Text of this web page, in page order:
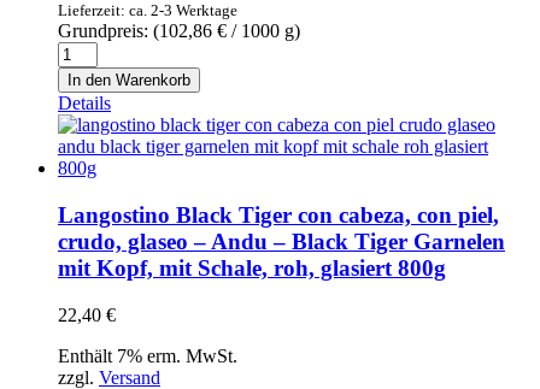
Lieferzeit: ca. 2-3 Werktage
Grundpreis: (102,86 € / 1000 g)
Mejillones
En
Escabeche
-
Vigilante
-
Pfahlmuscheln
in
Marinade
70g
Menge
In den Warenkorb
Details
Langostino Black Tiger con cabeza, con piel,
crudo, glaseo – Andu – Black Tiger Garnelen
mit Kopf, mit Schale, roh, glasiert 800g
22,40 €
Enthält 7% erm. MwSt.
zzgl. Versand